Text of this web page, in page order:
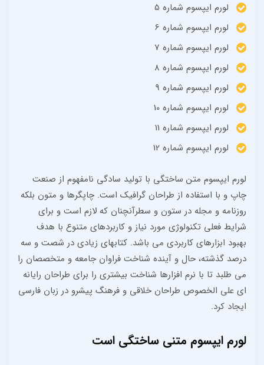
لورم ایپسوم شماره 5
لورم ایپسوم شماره 6
لورم ایپسوم شماره 7
لورم ایپسوم شماره 8
لورم ایپسوم شماره 9
لورم ایپسوم شماره 10
لورم ایپسوم شماره 11
لورم ایپسوم شماره 12
لورم ایپسوم متن ساختگی با تولید سادگی نامفهوم از صنعت
چاپ و با استفاده از طراحان گرافیک است. چاپگرها و متون بلکه
روزنامه و مجله در ستون و سطرآنچنان که لازم است و برای
شرایط فعلی تکنولوژی مورد نیاز و کاربردهای متنوع با هدف
بهبود ابزارهای کاربردی می باشد. کتابهای زیادی در شصت و سه
درصد گذشته، حال و آینده شناخت فراوان جامعه و متخصصان را
می طلبد تا با نرم افزارها شناخت بیشتری را برای طراحان رایانه
ای علی الخصوص طراحان خلاقی و فرهنگ پیشرو در زبان فارسی
ایجاد کرد.
لورم ایپسوم متنی ساختگی است